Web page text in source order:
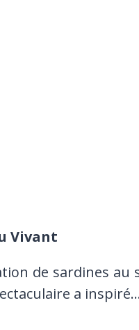
Vivant
de sardines
a